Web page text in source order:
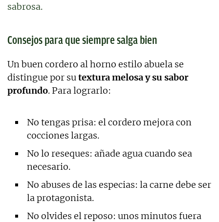
sabrosa.
Consejos para que siempre salga bien
Un buen cordero al horno estilo abuela se
distingue por sutextura melosa y su sabor
profundo. Para lograrlo:
No tengas prisa: el cordero mejora con
cocciones largas.
No lo reseques: añade agua cuando sea
necesario.
No abuses de las especias: la carne debe ser
la protagonista.
No olvides el reposo: unos minutos fuera